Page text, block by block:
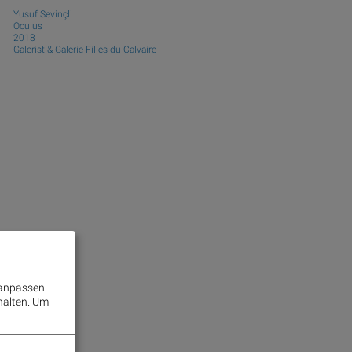
Yusuf Sevinçli
Oculus
2018
Galerist & Galerie Filles du Calvaire
Um